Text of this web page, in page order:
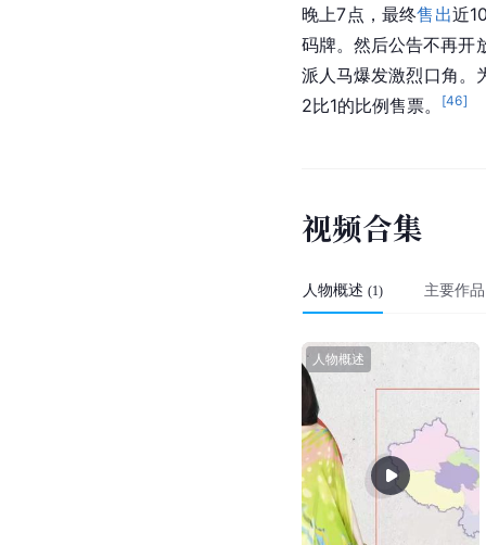
晚上7点，最终售出近
码牌。然后公告不再开
派人马爆发激烈口角。
2比1的比例售票。
[46]
视频合集
人物概述 (1) 主要作品
人物概述